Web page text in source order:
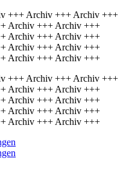
+++ Archiv +++ Archiv +++
Archiv +++ Archiv +++
Archiv +++ Archiv +++
Archiv +++ Archiv +++
Archiv +++ Archiv +++
+++ Archiv +++ Archiv +++
Archiv +++ Archiv +++
Archiv +++ Archiv +++
Archiv +++ Archiv +++
Archiv +++ Archiv +++